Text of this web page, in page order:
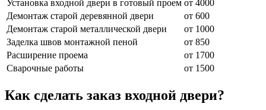
Установка входной двери в готовый проем от 4000
Демонтаж старой деревянной двери
от 600
Демонтаж старой металлической двери
от 1000
Заделка швов монтажной пеной
от 850
Расширение проема
от 1700
Сварочные работы
от 1500
Как сделать заказ входной двери?